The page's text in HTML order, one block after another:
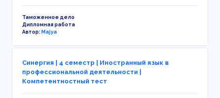
Таможенное дело
Дипломная работа
Автор:Majya
Синергия | 4 семестр | Иностранный язык в
профессиональной деятельности |
Компетентностный тест